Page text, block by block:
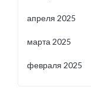
апреля 2025
марта 2025
февраля 2025